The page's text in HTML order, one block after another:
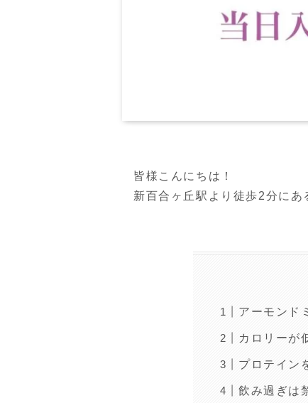
皆様こんにちは！
新百合ヶ丘駅より徒歩2分に
アーモンド
カロリーが
プロテイン
飲み過ぎは